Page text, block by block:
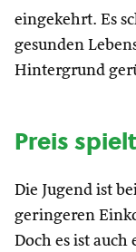
eingekehrt. Es
gesunden
Hintergrund
Preis
Die Jugend ist
geringeren
Doch es ist